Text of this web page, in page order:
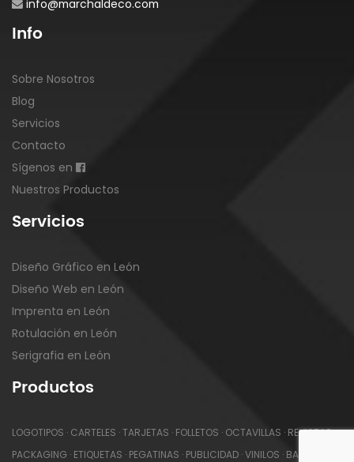
info@marchaldeco.com
Info
Sobre Nosotros
Blog
Servicios
Contacto
Sígenos en
Nuestros Productos
Servicios
Diseño Gráfico en León
Diseño Web en León
Imprenta en León
Rotulación en León
Serigrafia en León
Productos
LOGOTIPOS · CARTELES ·TARJETAS · FOLLETOS · OCTAVILLAS · REVISTAS·
PACKAGING · ETIQUETAS · PEGATINAS · PUBLICIDAD ·VINILOS · BANDERAS